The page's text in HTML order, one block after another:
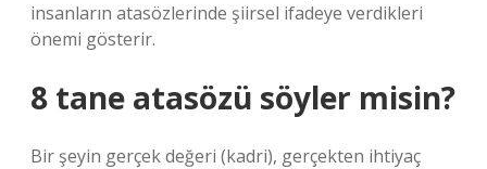
insanların atasözlerinde şiirsel ifadeye verdikleri
önemi gösterir.
8 tane atasözü söyler misin?
Bir şeyin gerçek değeri (kadri), gerçekten ihtiyaç